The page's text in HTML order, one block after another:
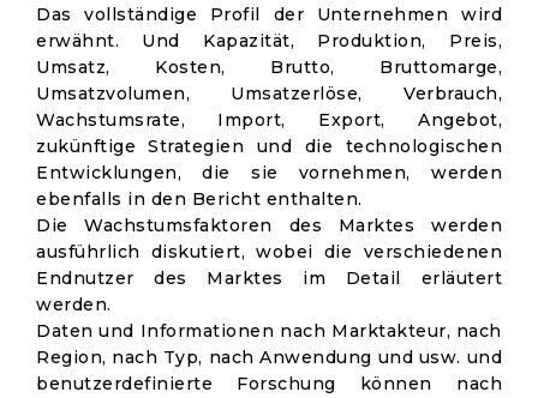
Das vollständige Profil der Unternehmen wird
erwähnt. Und Kapazität, Produktion, Preis,
Umsatz, Kosten, Brutto, Bruttomarge,
Umsatzvolumen, Umsatzerlöse, Verbrauch,
Wachstumsrate, Import, Export, Angebot,
zukünftige Strategien und die technologischen
Entwicklungen, die sie vornehmen, werden
ebenfalls in den Bericht enthalten.
Die Wachstumsfaktoren des Marktes werden
ausführlich diskutiert, wobei die verschiedenen
Endnutzer des Marktes im Detail erläutert
werden.
Daten und Informationen nach Marktakteur, nach
Region, nach Typ, nach Anwendung und usw. und
benutzerdefinierte Forschung können nach